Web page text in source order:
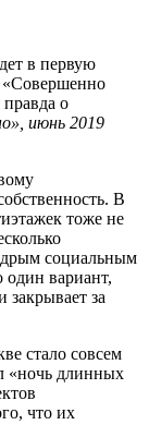
в первую
«Совершенно
правда о
июнь 2019
В
тоже не
социальным
вариант,
за
стало совсем
«ночь длинных
что их